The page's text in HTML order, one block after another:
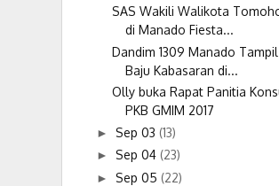
SAS Wakili Walikota
di Manado Fiesta...
Dandim 1309 Manado
Baju Kabasaran di...
Olly buka Rapat Panitia
PKB GMIM 2017
► Sep 03 (13)
► Sep 04 (23)
► Sep 05 (22)